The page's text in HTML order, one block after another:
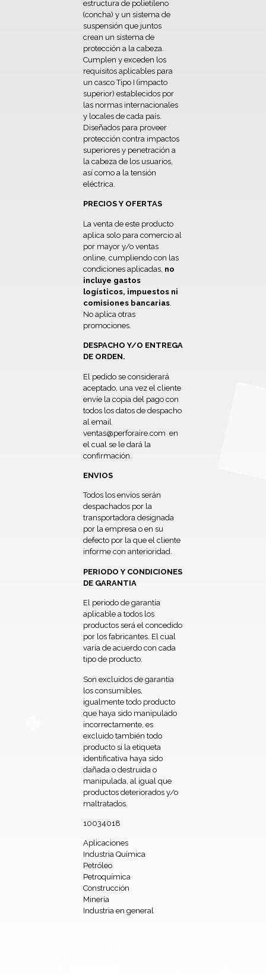
estructura de polietileno
(concha) y un sistema de
suspensión que juntos
crean un sistema de
protección a la cabeza.
Cumplen y exceden los
requisitos aplicables para
un casco Tipo I (impacto
superior) establecidos por
las normas internacionales
y locales de cada país.
Diseñados para proveer
protección contra impactos
superiores y penetración a
la cabeza de los usuarios,
así como a la tensión
eléctrica.
PRECIOS Y OFERTAS
La venta de este producto
aplica solo para comercio al
por mayor y/o ventas
online, cumpliendo con las
condiciones aplicadas, no
incluye gastos
logísticos, impuestos ni
comisiones bancarias
No aplica otras
promociones.
DESPACHO Y/O ENTREGA
DE ORDEN.
El pedido se considerará
aceptado, una vez el cliente
envíe la copia del pago con
todos los datos de despacho
al email
ventas@perforaire.com en
el cual se le dará la
confirmación.
ENVIOS
Todos los envíos serán
despachados por la
transportadora designada
por la empresa o en su
defecto por la que el cliente
informe con anterioridad.
PERIODO Y CONDICIONES
DE GARANTIA
El periodo de garantía
aplicable a todos los
productos será el concedido
por los fabricantes. El cual
varía de acuerdo con cada
tipo de producto.
Son excluidos de garantía
los consumibles,
igualmente todo producto
que haya sido manipulado
incorrectamente, es
excluido también todo
producto si la etiqueta
identificativa haya sido
dañada o destruida o
manipulada, al igual que
productos deteriorados y/o
maltratados.
10034018
Aplicaciones
Industria Química
Petróleo
Petroquímica
Construcción
Minería
Industria en general